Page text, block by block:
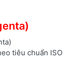
tiêu chuẩn ISO